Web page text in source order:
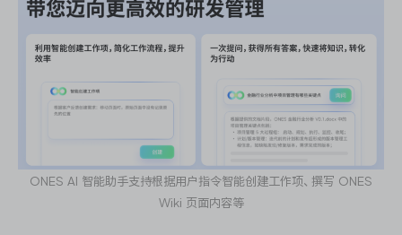
ONES AI 智能助手支持根据用户指令智能创建工作项、撰写 ONES
Wiki 页面内容等